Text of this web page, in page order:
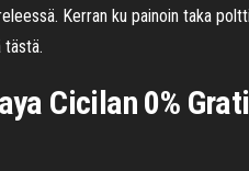
Kerran ku painoin taka
tästä.
Cicilan 0%